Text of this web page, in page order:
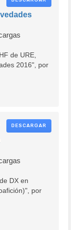
de URE,
2016", por
DESCARGAR
DX en
por